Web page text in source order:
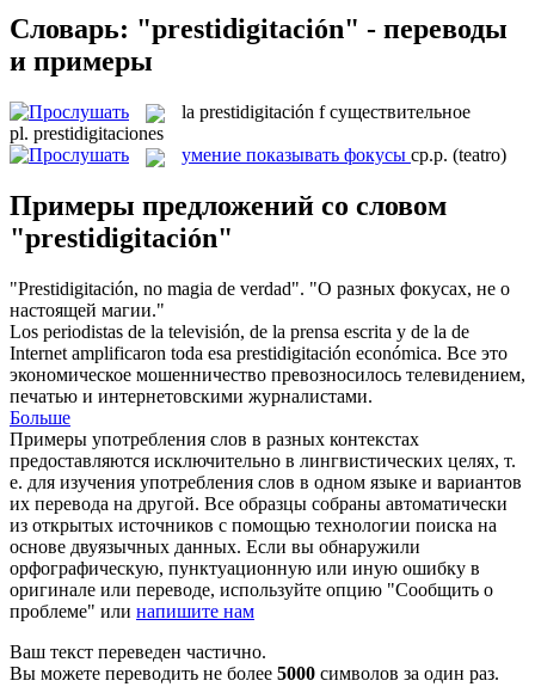
Словарь: "prestidigitación" - переводы
и примеры
la prestidigitación f существительное
pl. prestidigitaciones
умение показывать фокусы ср.р. (teatro)
Примеры предложений со словом
"prestidigitación"
"Prestidigitación, no magia de verdad". "О разных фокусах, не о
настоящей магии."
Los periodistas de la televisión, de la prensa escrita y de la de
Internet amplificaron toda esa prestidigitación económica. Все это
экономическое мошенничество превозносилось телевидением,
печатью и интернетовскими журналистами.
Больше
Примеры употребления слов в разных контекстах
предоставляются исключительно в лингвистических целях, т.
е. для изучения употребления слов в одном языке и вариантов
их перевода на другой. Все образцы собраны автоматически
из открытых источников с помощью технологии поиска на
основе двуязычных данных. Если вы обнаружили
орфографическую, пунктуационную или иную ошибку в
оригинале или переводе, используйте опцию "Сообщить о
проблеме" или напишите нам
Ваш текст переведен частично.
Вы можете переводить не более 5000 символов за один раз.